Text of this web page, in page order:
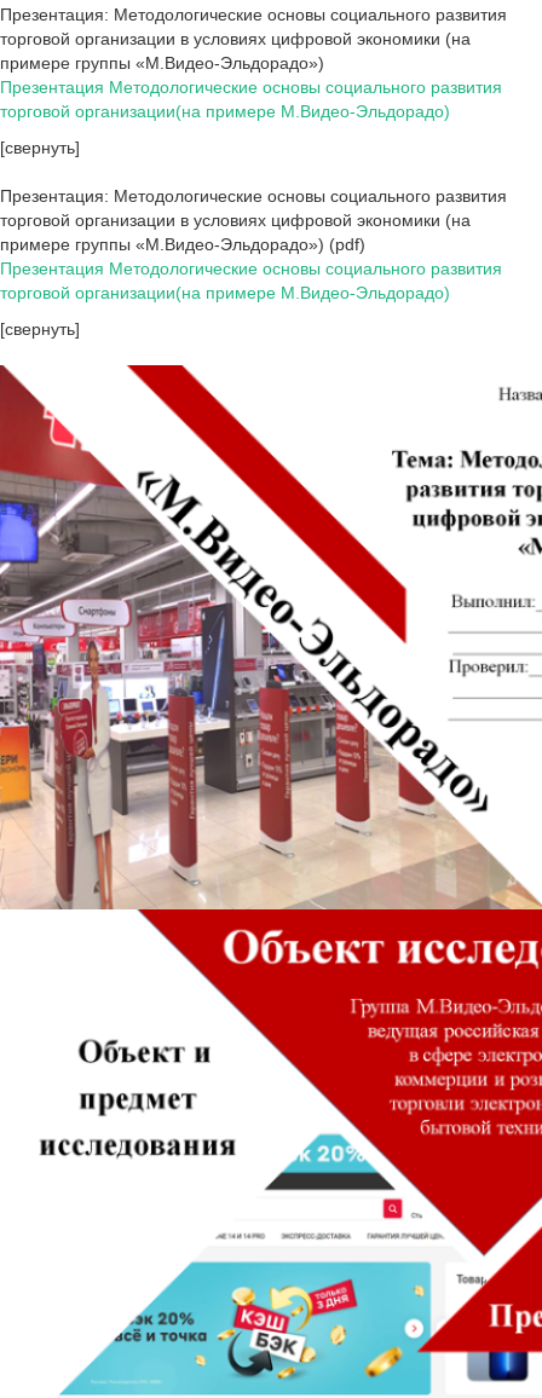
Презентация: Методологические основы социального развития
торговой организации в условиях цифровой экономики (на
примере группы «М.Видео-Эльдорадо»)
Презентация Методологические основы социального развития
торговой организации(на примере М.Видео-Эльдорадо)
[свернуть]
Презентация: Методологические основы социального развития
торговой организации в условиях цифровой экономики (на
примере группы «М.Видео-Эльдорадо») (pdf)
Презентация Методологические основы социального развития
торговой организации(на примере М.Видео-Эльдорадо)
[свернуть]